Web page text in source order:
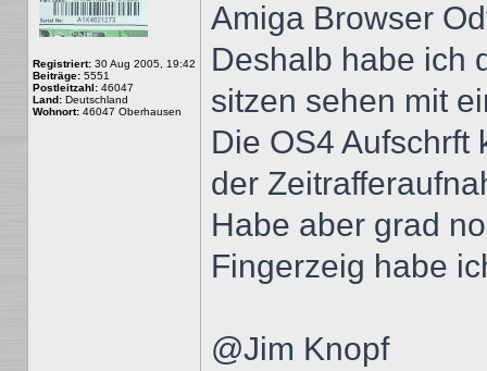
Registriert: 30 Aug 2005, 19:42
Beiträge: 5551
Postleitzahl: 46047
Land: Deutschland
Wohnort: 46047 Oberhausen
Amiga Browser
Deshalb habe ich
sitzen sehen mit
Die OS4 Aufschrft
der
Habe aber grad
Fingerzeig habe
@Jim Knopf